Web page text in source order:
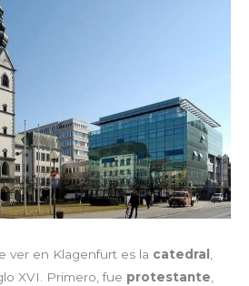
ver en Klagenfurt es la catedral ,
XVI. Primero, fue protestante,